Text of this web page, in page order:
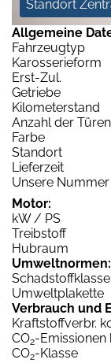
Standort
Allgemeine
Fahrzeugtyp
Karosserieform
Erst-Zul.
Getriebe
Kilometerstand
Anzahl der Türen
Farbe
Standort
Lieferzeit
Unsere Nummer
Motor:
kW / PS
Treibstoff
Hubraum
Umweltnormen:
Schadstoffklasse
Umweltplakette
Verbrauch und
Kraftstoffverbr.
CO2-Emissionen
CO2-Klasse